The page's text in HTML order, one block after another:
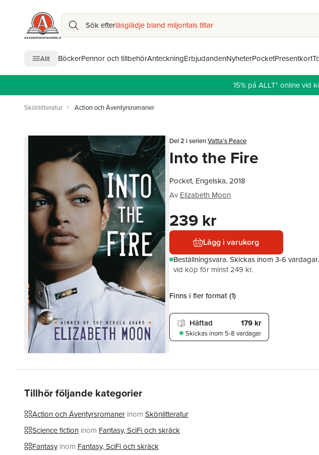
Sök efterläsglädje bland miljontals titlar
Allt BöckerPennor och tillbehörAnteckningErbjudandenNyheterPocketPresentkort
15% på ALLT* online vid
Skönlitteratur Action och Äventyrsromaner
Del 2 i serienVatta's Peace
Into the Fire
Pocket, Engelska, 2018
Av Elizabeth Moon
239 kr
Lägg i varukorg
Beställningsvara.Skickas inom 3-6 vardagar.
vid köp för minst 249 kr.
Finns i fler format (1)
Häftad 179 kr
Skickas inom 5-8 vardagar
Tillhör följande kategorier
Action och Äventyrsromaner inom Skönlitteratur
Science fiction inom Fantasy, SciFi och skräck
Fantasy inom Fantasy, SciFi och skräck